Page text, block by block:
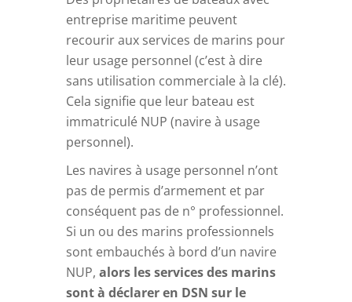
entreprise maritime peuvent
recourir aux services de marins pour
leur usage personnel (c’est à dire
sans utilisation commerciale à la clé).
Cela signifie que leur bateau est
immatriculé NUP (navire à usage
personnel).
Les navires à usage personnel n’ont
pas de permis d’armement et par
conséquent pas de n° professionnel.
Si un ou des marins professionnels
sont embauchés à bord d’un navire
NUP, alors les services des marins
sont à déclarer en DSN sur le